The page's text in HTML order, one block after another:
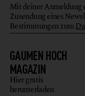
GAUMEN HOCH
MAGAZIN
Hier gratis
herunterladen
Mit deiner Anmeldung
Zusendung eines
Bestimmungen zum